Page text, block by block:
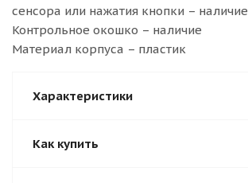
сенсора или нажатия кнопки – наличие
Контрольное окошко – наличие
Материал корпуса – пластик
Характеристики
Как купить